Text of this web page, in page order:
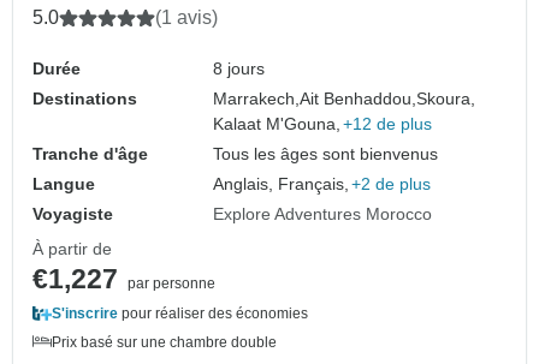
5.0 (1 avis)
Durée
8 jours
Destinations
Marrakech,Ait Benhaddou,Skoura,
Kalaat M'Gouna, +12 de plus
Tranche d'âge
Tous les âges sont bienvenus
Langue
Anglais, Français, +2 de plus
Voyagiste
Explore Adventures Morocco
À partir de
€1,227
par personne
S'inscrire pour réaliser des économies
Prix basé sur une chambre double